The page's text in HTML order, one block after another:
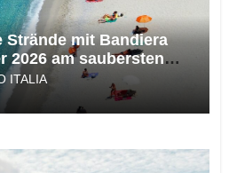
Strände mit Bandiera
2026 am saubersten
ITALIA